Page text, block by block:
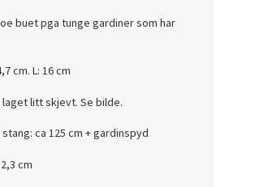
buet pga tunge gardiner som har
cm. L: 16 cm
laget litt skjevt. Se bilde.
ca 125 cm + gardinspyd
cm